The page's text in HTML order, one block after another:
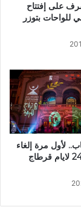
على إفتتاح
للواحات بتوزر
لأول مرة إلغاء
نشرية الدورة 24 لايام قرطاج